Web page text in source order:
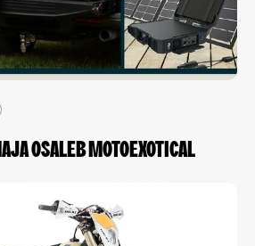
OSALEB MOTOEXOTICAL